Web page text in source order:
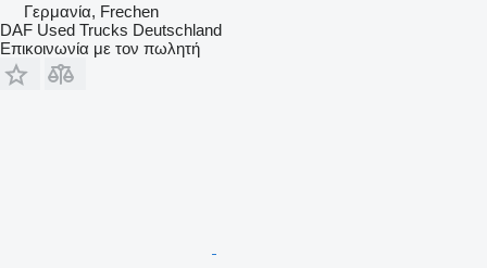
Γερμανία, Frechen
DAF Used Trucks Deutschland
Επικοινωνία με τον πωλητή